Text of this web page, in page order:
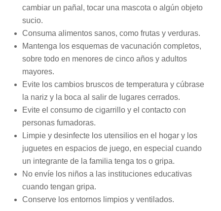
cambiar un pañal, tocar una mascota o algún objeto
sucio.
Consuma alimentos sanos, como frutas y verduras.
Mantenga los esquemas de vacunación completos,
sobre todo en menores de cinco años y adultos
mayores.
Evite los cambios bruscos de temperatura y cúbrase
la nariz y la boca al salir de lugares cerrados.
Evite el consumo de cigarrillo y el contacto con
personas fumadoras.
Limpie y desinfecte los utensilios en el hogar y los
juguetes en espacios de juego, en especial cuando
un integrante de la familia tenga tos o gripa.
No envíe los niños a las instituciones educativas
cuando tengan gripa.
Conserve los entornos limpios y ventilados.